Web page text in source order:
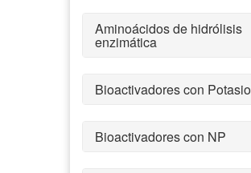
Aminoácidos de hidrólisis
enzimática
Bioactivadores con Potasio
Bioactivadores con NP